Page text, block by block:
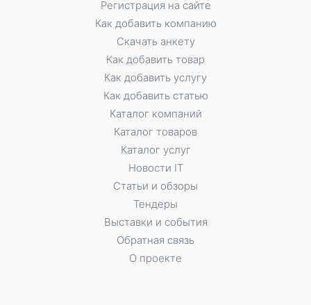
Регистрация на сайте
Как добавить компанию
Скачать анкету
Как добавить товар
Как добавить услугу
Как добавить статью
Каталог компаний
Каталог товаров
Каталог услуг
Новости IT
Статьи и обзоры
Тендеры
Выставки и события
Обратная связь
О проекте